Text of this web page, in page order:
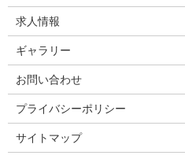
求人情報
ギャラリー
お問い合わせ
プライバシーポリシー
サイトマップ